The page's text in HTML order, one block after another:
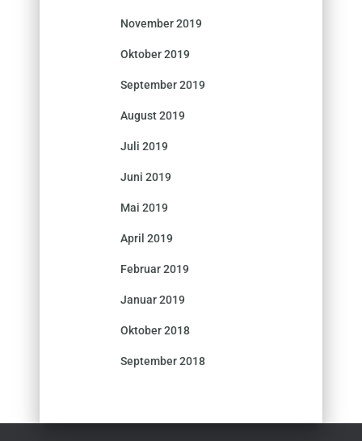
November 2019
Oktober 2019
September 2019
August 2019
Juli 2019
Juni 2019
Mai 2019
April 2019
Februar 2019
Januar 2019
Oktober 2018
September 2018